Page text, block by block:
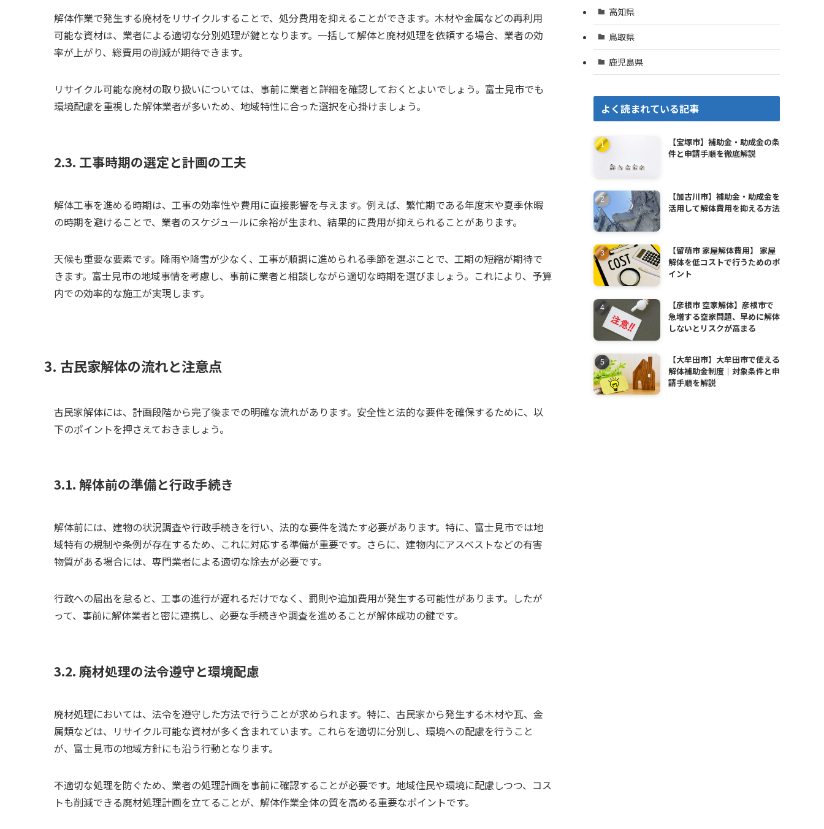
解体作業で発生する廃材をリサイクルすることで、処分費用を抑えることができます。木材や金属などの再利用
可能な資材は、業者による適切な分別処理が鍵となります。一括して解体と廃材処理を依頼する場合、業者の効
率が上がり、総費用の削減が期待できます。
リサイクル可能な廃材の取り扱いについては、事前に業者と詳細を確認しておくとよいでしょう。富士見市でも
環境配慮を重視した解体業者が多いため、地域特性に合った選択を心掛けましょう。
2.3. 工事時期の選定と計画の工夫
解体工事を進める時期は、工事の効率性や費用に直接影響を与えます。例えば、繁忙期である年度末や夏季休暇
の時期を避けることで、業者のスケジュールに余裕が生まれ、結果的に費用が抑えられることがあります。
天候も重要な要素です。降雨や降雪が少なく、工事が順調に進められる季節を選ぶことで、工期の短縮が期待で
きます。富士見市の地域事情を考慮し、事前に業者と相談しながら適切な時期を選びましょう。これにより、予算
内での効率的な施工が実現します。
3. 古民家解体の流れと注意点
古民家解体には、計画段階から完了後までの明確な流れがあります。安全性と法的な要件を確保するために、以
下のポイントを押さえておきましょう。
3.1. 解体前の準備と行政手続き
解体前には、建物の状況調査や行政手続きを行い、法的な要件を満たす必要があります。特に、富士見市では地
域特有の規制や条例が存在するため、これに対応する準備が重要です。さらに、建物内にアスベストなどの有害
物質がある場合には、専門業者による適切な除去が必要です。
行政への届出を怠ると、工事の進行が遅れるだけでなく、罰則や追加費用が発生する可能性があります。したが
って、事前に解体業者と密に連携し、必要な手続きや調査を進めることが解体成功の鍵です。
3.2. 廃材処理の法令遵守と環境配慮
廃材処理においては、法令を遵守した方法で行うことが求められます。特に、古民家から発生する木材や瓦、金
属類などは、リサイクル可能な資材が多く含まれています。これらを適切に分別し、環境への配慮を行うこと
が、富士見市の地域方針にも沿う行動となります。
不適切な処理を防ぐため、業者の処理計画を事前に確認することが必要です。地域住民や環境に配慮しつつ、コス
トも削減できる廃材処理計画を立てることが、解体作業全体の質を高める重要なポイントです。
高知県
鳥取県
鹿児島県
よく読まれている記事
【宝塚市】補助金・助成金の条
件と申請手順を徹底解説
【加古川市】補助金・助成金を
活用して解体費用を抑える方法
【留萌市 家屋解体費用】 家屋
解体を低コストで行うためのポ
イント
【彦根市 空家解体】彦根市で
急増する空家問題、早めに解体
しないとリスクが高まる
【大牟田市】大牟田市で使える
解体補助金制度｜対象条件と申
請手順を解説